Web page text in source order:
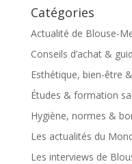
Catégories
Actualité de Blouse-
Conseils d’achat &
Esthétique, bien-être
Études & formation
Hygiène, normes &
Les actualités du
Les interviews de